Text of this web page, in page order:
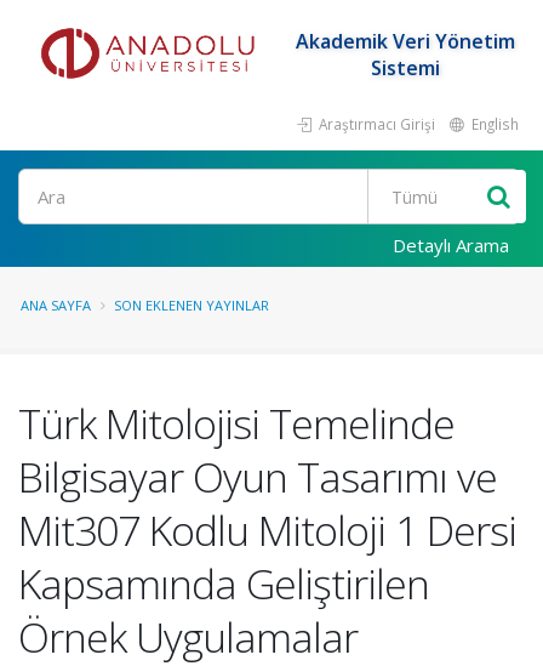
Akademik Veri Yönetim
Sistemi
Araştırmacı Girişi English
Ara
Detaylı Arama
ANA SAYFA SON EKLENEN YAYINLAR
Türk Mitolojisi Temelinde
Bilgisayar Oyun Tasarımı ve
Mit307 Kodlu Mitoloji 1 Dersi
Kapsamında Geliştirilen
Örnek Uygulamalar